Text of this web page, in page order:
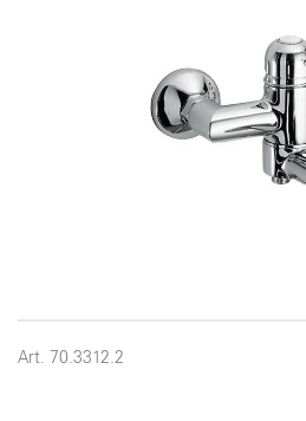
Art. 70.3312.2